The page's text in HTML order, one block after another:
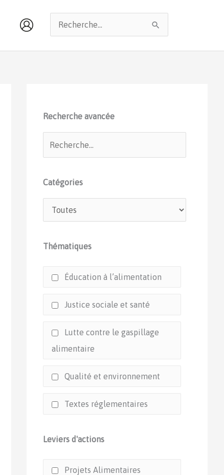
Rechercher :
Recherche avancée
Catégories
Thématiques
Éducation à l’alimentation
Justice sociale et santé
Lutte contre le gaspillage
alimentaire
Qualité et environnement
Textes réglementaires
Leviers d'actions
Projets Alimentaires